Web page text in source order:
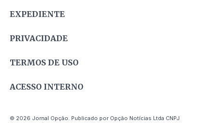
EXPEDIENTE
PRIVACIDADE
TERMOS DE USO
ACESSO INTERNO
© 2026 Jornal Opção. Publicado por Opção Notícias Ltda CNPJ